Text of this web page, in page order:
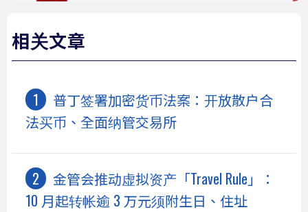
相关文章
普丁签署加密货币法案：开放散户合
法买币、全面纳管交易所
金管会推动虚拟资产「Travel Rule」：
10 月起转帐逾 3 万元须附生日、住址